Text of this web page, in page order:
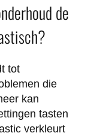
de
tot
die
kan
tasten
verkleurt